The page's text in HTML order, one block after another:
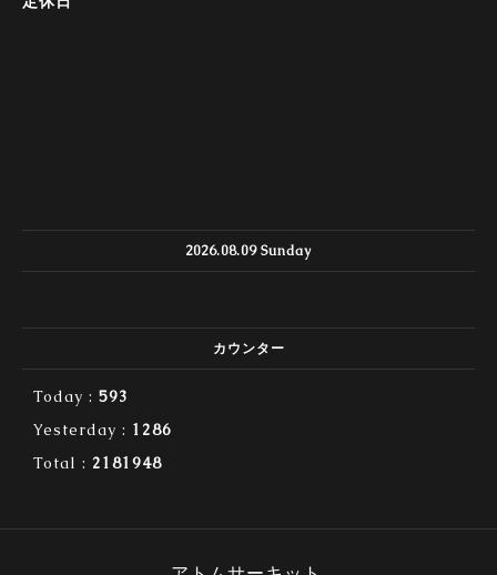
2026.08.09 Sunday
カウンター
Today : 593
Yesterday : 1286
Total : 2181948